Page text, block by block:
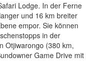
Lodge. In der Ferne
und 16 km breiter
empor. Sie können
in der
Otjiwarongo (380 km,
Game Drive mit